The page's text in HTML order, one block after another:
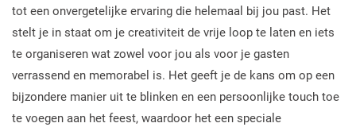
tot een onvergetelijke ervaring die helemaal bij jou past. Het
stelt je in staat om je creativiteit de vrije loop te laten en iets
te organiseren wat zowel voor jou als voor je gasten
verrassend en memorabel is. Het geeft je de kans om op een
bijzondere manier uit te blinken en een persoonlijke touch toe
te voegen aan het feest, waardoor het een speciale